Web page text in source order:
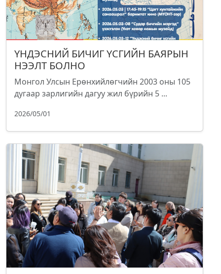
ҮНДЭСНИЙ БИЧИГ ҮСГИЙН БАЯРЫН
НЭЭЛТ БОЛНО
Монгол Улсын Ерөнхийлөгчийн 2003 оны 105
дугаар зарлигийн дагуу жил бүрийн 5 ...
2026/05/01